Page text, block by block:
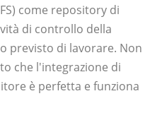
come repository di
di controllo della
previsto di lavorare. Non
che l'integrazione di
è perfetta e funziona